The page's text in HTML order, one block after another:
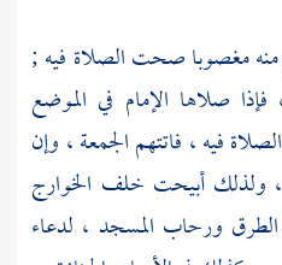
مغصوبا صحت الصلاة فيه ;
صلاها الإمام في الموضع
فيه ، فاتتهم الجمعة ، وإن
، ولذلك أبيحت خلف الخوارج
ورحاب المسجد ، لدعاء